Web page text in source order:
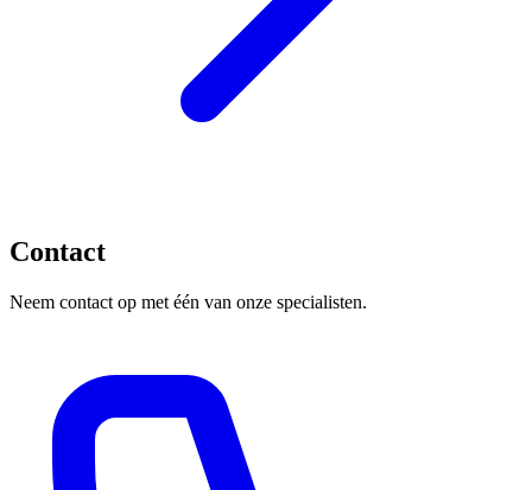
Contact
Neem contact op met één van onze specialisten.